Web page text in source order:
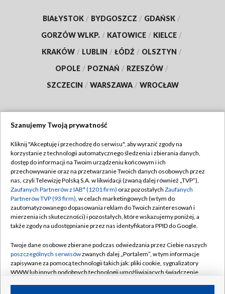
BIAŁYSTOK / BYDGOSZCZ / GDAŃSK /
GORZÓW WLKP. / KATOWICE / KIELCE /
KRAKÓW / LUBLIN / ŁÓDŹ / OLSZTYN /
OPOLE / POZNAŃ / RZESZÓW /
SZCZECIN / WARSZAWA / WROCŁAW
TVP
Abonament TVP
Emisja w TVP
Centrum informacji TVP
Naziemna Telewizja Cyfrowa
Rada Programowa
System NOS
Informacje o nadawcy
Regulamin TVP
Polityka prywatności
Moje zgody
Pomoc
Kontakt
Kanały
Szanujemy Twoją prywatność
Kliknij "Akceptuję i przechodzę do serwisu", aby wyrazić zgody na
korzystanie z technologii automatycznego śledzenia i zbierania danych,
dostęp do informacji na Twoim urządzeniu końcowym i ich
przechowywanie oraz na przetwarzanie Twoich danych osobowych przez
nas, czyli Telewizję Polską S.A. w likwidacji (zwaną dalej również „TVP”),
Zaufanych Partnerów z IAB* (1201 firm) oraz pozostałych Zaufanych
Partnerów TVP (93 firm), w celach marketingowych (w tym do
zautomatyzowanego dopasowania reklam do Twoich zainteresowań i
mierzenia ich skuteczności) i pozostałych, które wskazujemy poniżej, a
także zgody na udostępnianie przez nas identyfikatora PPID do Google.
Twoje dane osobowe zbierane podczas odwiedzania przez Ciebie naszych
poszczególnych serwisówzwanych dalej „Portalem”, w tym informacje
zapisywane za pomocą technologii takich jak: pliki cookie, sygnalizatory
WWW lub innych podobnych technologii umożliwiających świadczenie